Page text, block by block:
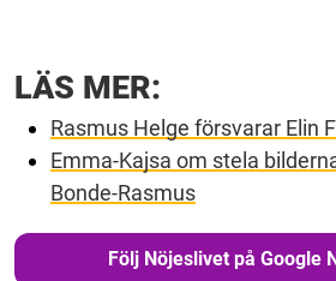
LÄS MER:
Rasmus Helge försvarar Elin
Emma-Kajsa om stela
Bonde-Rasmus
Följ Nöjeslivet på Google